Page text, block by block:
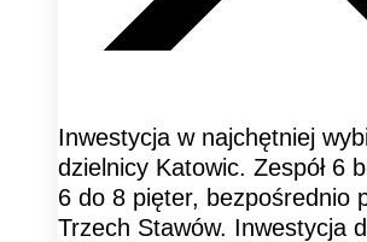
Inwestycja w najchętniej
dzielnicy Katowic. Zespół 6
6 do 8 pięter, bezpośrednio
Trzech Stawów. Inwestycja